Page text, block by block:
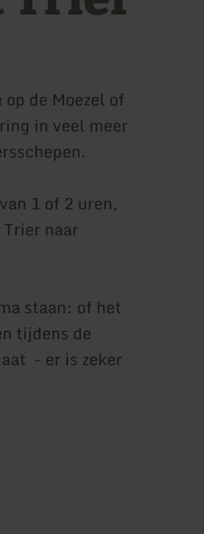
de Moezel of
in veel meer
1 of 2 uren,
naar
staan: of het
tijdens de
- er is zeker